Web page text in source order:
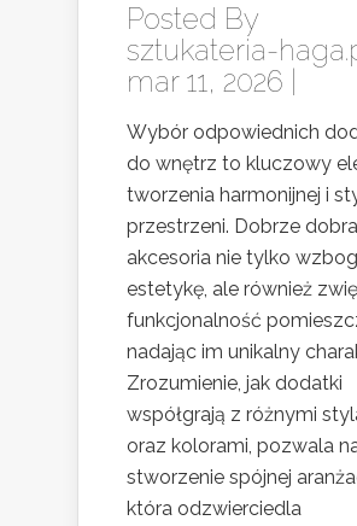
Posted By
sztukateria-
mar 11, 2026 |
Wybór odpowiednich
do wnętrz to kluczowy
tworzenia harmonijnej i
przestrzeni. Dobrze
akcesoria nie tylko
estetykę, ale również
funkcjonalność
nadając im unikalny
Zrozumienie, jak dodatki
współgrają z różnymi
oraz kolorami, pozwala
stworzenie spójnej
która odzwierciedla